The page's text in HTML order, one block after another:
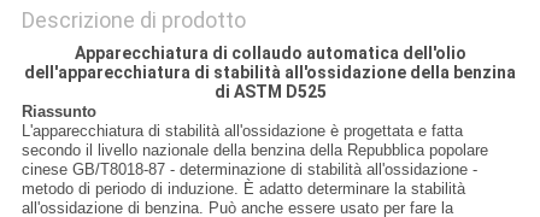
Descrizione di prodotto
Apparecchiatura di collaudo automatica dell'olio
dell'apparecchiatura di stabilità all'ossidazione della benzina
di ASTM D525
Riassunto
L'apparecchiatura di stabilità all'ossidazione è progettata e fatta
secondo il livello nazionale della benzina della Repubblica popolare
cinese GB/T8018-87 - determinazione di stabilità all'ossidazione -
metodo di periodo di induzione. È adatto determinare la stabilità
all'ossidazione di benzina. Può anche essere usato per fare la